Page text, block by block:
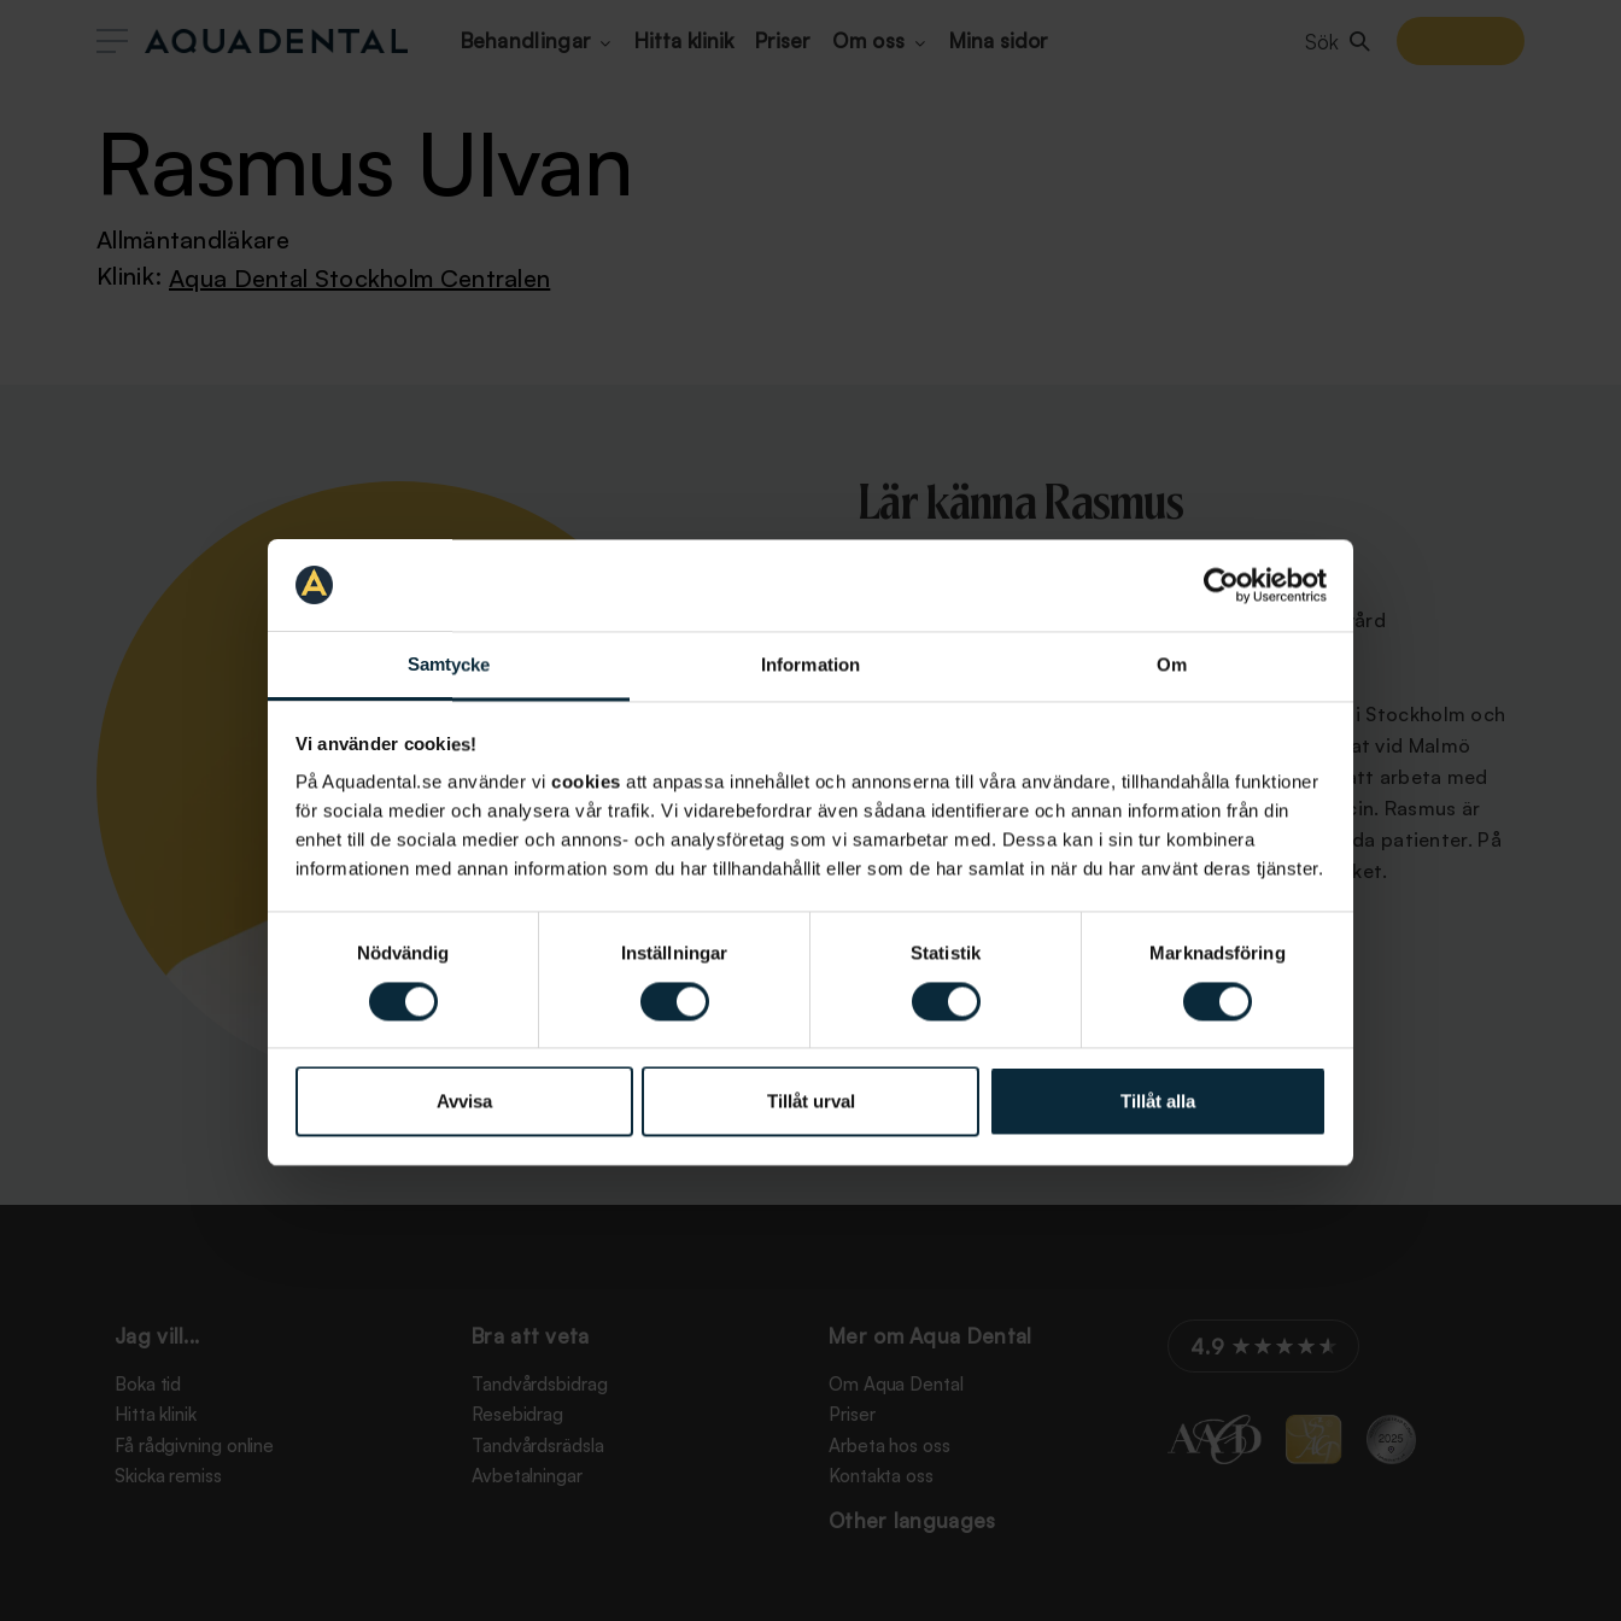
Samtycke Information Om
Vi använder cookies!
På Aquadental.se använder vi cookies att anpassa innehållet och annonserna till våra användare, tillhandahålla funktioner
för sociala medier och analysera vår trafik. Vi vidarebefordrar även sådana identifierare och annan information från din
enhet till de sociala medier och annons- och analysföretag som vi samarbetar med. Dessa kan i sin tur kombinera
informationen med annan information som du har tillhandahållit eller som de har samlat in när du har använt deras tjänster.
Samtyckesval
Nödvändig
Inställningar Statistik Marknadsföring
Avvisa Tillåt urval Tillåt alla
Behandlingar Hitta klinik Priser Om oss Mina sidor Sök
Rasmus Ulvan
Allmäntandläkare
Klinik: Aqua Dental Stockholm Centralen
Lär känna Rasmus
Allmäntandvård, kirurgi, estetisk tandvård
Rasmus Ulvan är tandläkare på kliniken vid Centralen i Stockholm och
har arbetat som tandläkare i 9 år. Rasmus har studerat vid Malmö
Universitet och valde yrket på grund av möjligheten att arbeta med
händerna kombinerat med det teoretiska inom medicin. Rasmus är
bekväm med att bemöta och behandla tandvårdsrädda patienter. På
fritiden tycker Rasmus om att springa långt och mycket.
Jag vill...
Boka tid
Hitta klinik
Få rådgivning online
Skicka remiss
Bra att veta
Tandvårdsbidrag
Resebidrag
Tandvårdsrädsla
Avbetalningar
Mer om Aqua Dental
Om Aqua Dental
Priser
Arbeta hos oss
Kontakta oss
Other languages
4.9